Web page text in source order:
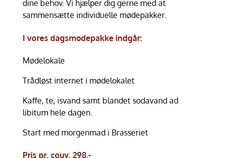
dine behov. Vi hjælper dig gerne med at
sammensætte individuelle mødepakker.
I vores dagsmødepakke indgår:
Mødelokale
Trådløst internet i mødelokalet
Kaffe, te, isvand samt blandet sodavand ad
libitum hele dagen.
Start med morgenmad i Brasseriet
Pris pr. couv. 298,-